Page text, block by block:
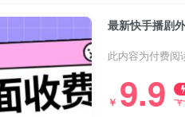
此内容为付费阅
￥ 9.9 ￥